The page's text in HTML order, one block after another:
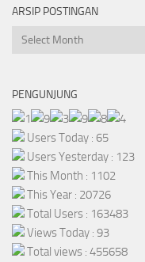
ARSIP POSTINGAN
Arsip
PENGUNJUNG
Users Today : 65
Users Yesterday : 123
This Month : 1102
This Year : 20726
Total Users : 163483
Views Today : 93
Total views : 455658